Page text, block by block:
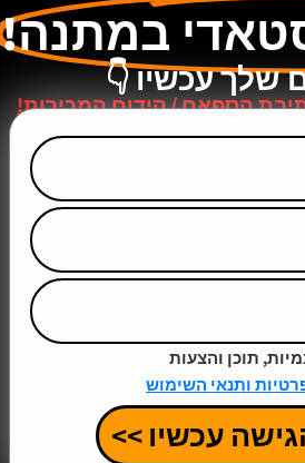
במתנה!
עכשיו 👇
הספאם / קידום המכירות!
תוכן והצעות
ותנאי השימוש
עכשיו >>